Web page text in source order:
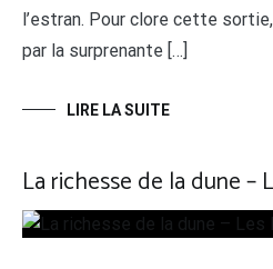
l’estran. Pour clore cette
par la surprenante […]
LIRE LA SUITE
La richesse de la dune –